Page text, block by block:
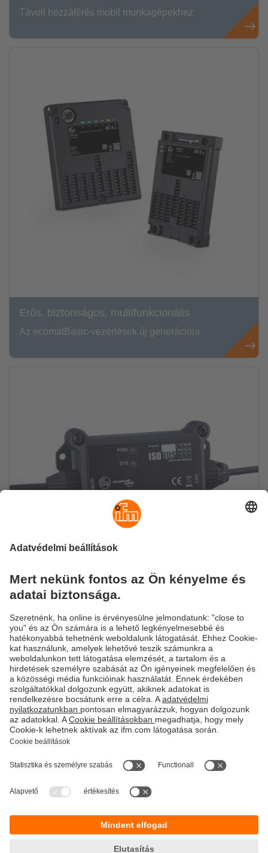
Távoli hozzáférés mobil munkagépekhez
Erős, biztonságos, multifunkcionális
Az ecomatBasic-vezérlések új generációja
ISOBUS gateway mezőgazdasági
gépekhez
Biztonságos kommunikáció a kiegészítő
egységek és a traktor között
Fenntarthatóság
Telephely (EN)
Akadálymentesítés
Szent Imre út 59. I.em.